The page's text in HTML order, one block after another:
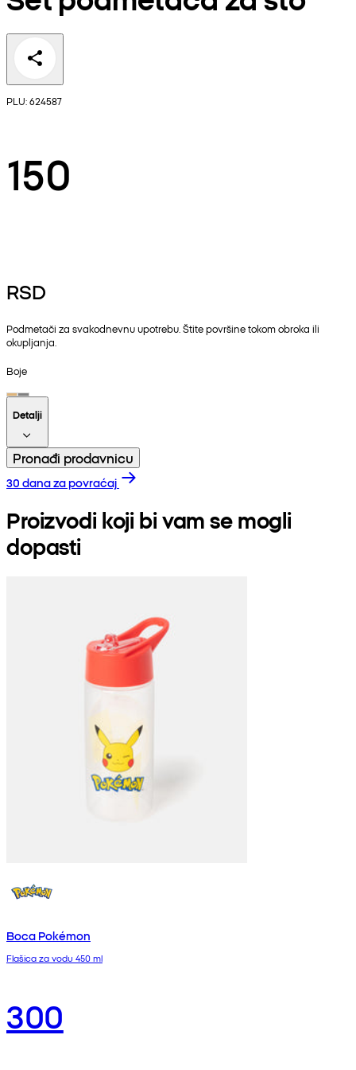
PLU: 624587
150
RSD
Podmetači za svakodnevnu upotrebu. Štite površine tokom obroka ili
okupljanja.
Boje
Detalji
Pronađi prodavnicu
30 dana za povraćaj
Proizvodi koji bi vam se mogli
dopasti
Boca Pokémon
Flašica za vodu 450 ml
300